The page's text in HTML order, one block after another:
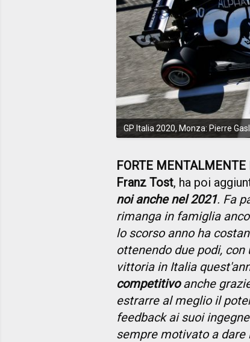
GP Italia 2020, Monza: Pierre
FORTE MENTALMENTE
Franz Tost, ha poi
noi anche nel 2021. Fa
rimanga in famiglia
lo scorso anno ha
ottenendo due podi,
vittoria in Italia
competitivoanche
estrarre al meglio il
feedback ai suoi
sempre motivato a dare